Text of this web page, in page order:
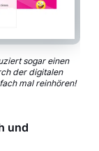
sogar einen
der digitalen
mal reinhören!
und